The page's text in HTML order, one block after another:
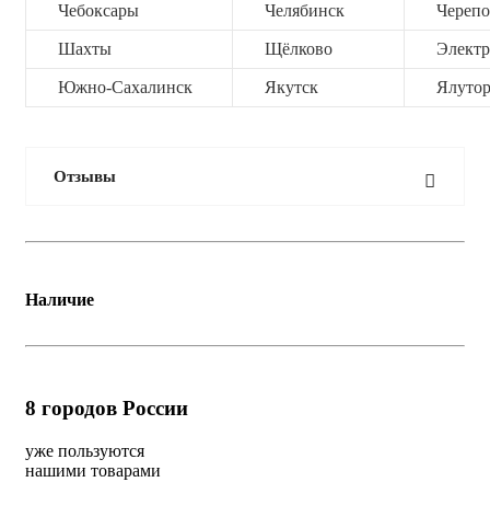
Чебоксары Челябинск
Шахты Щёлково
Южно-Сахалинск Якутск
Отзывы
Наличие
8 городов России
уже пользуются
нашими товарами